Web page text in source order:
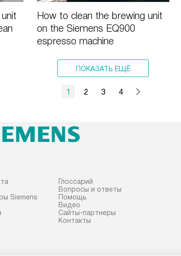
How to clean the brewing unit
on the Siemens EQ900
espresso machine
ПОКАЗАТЬ ЕЩЁ
1 2 3 4
Siemens
Глоссарий
Вопросы и ответы
Помощь
Видео
Сайты-партнеры
Контакты